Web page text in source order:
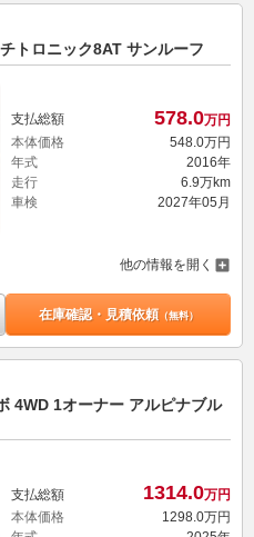
トロニック8AT サンルーフ
支払総額 578.0万円
本体価格
548. 0万円
年式
2016年
走行
6.9万km
車検
2027年05月
他の情報を開く
在庫確認・見積依頼（無料）
4WD 1オーナー アルピナブル
支払総額 1314.0万円
本体価格
1298.0万円